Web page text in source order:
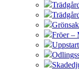
Fröer –